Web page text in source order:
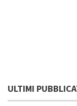
ULTIMI